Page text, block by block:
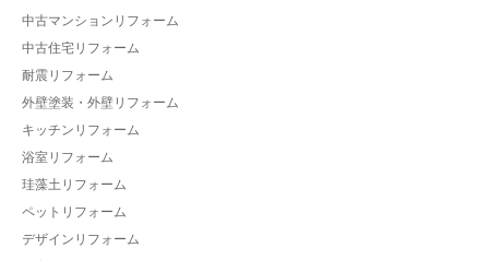
中古マンションリフォーム
中古住宅リフォーム
耐震リフォーム
外壁塗装・外壁リフォーム
キッチンリフォーム
浴室リフォーム
珪藻土リフォーム
ペットリフォーム
デザインリフォーム